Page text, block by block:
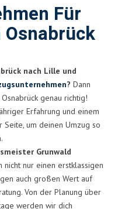
Für
Osnabrück
nach Lille und
? Dann
genau richtig!
Erfahrung und einem
Seite, um deinen Umzug so
Grunwald
nicht nur einen erstklassigen
auch großen Wert auf
Von der Planung über
werden wir dich